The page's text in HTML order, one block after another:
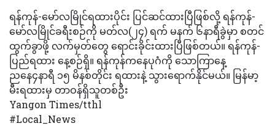
ရန်ကုန်-မော်လမြိုင်ရထားပိုင်း ပြင်ဆင်ထားပြီဖြစ်လို့ ရန်ကုန်-
မော်လမြိုင်ခရီးစဉ်ကို မတ်လ(၂၄) ရက် မနက် ၆နာရီခွဲမှာ စတင်
ထွက်ခွာဖို့ လက်မှတ်တွေ ရောင်းခိုင်းထားပြီဖြစ်တယ်။ ရန်ကုန်-
ပြည်ရထား နေ့စဉ်ရှိ။ ရန်ကုန်က‌နေပုဂံကို သောကြာနေ့
ညနေ၄နာရီ ၁၅ မိနစ်တိုင်း ရထားနဲ့ သွားရောက်နိုင်မယ်။ မြန်မာ့
မီးရထားမှ တာဝန်ရှိသူတစ်ဦး
Yangon Times/tthl
#Local_News